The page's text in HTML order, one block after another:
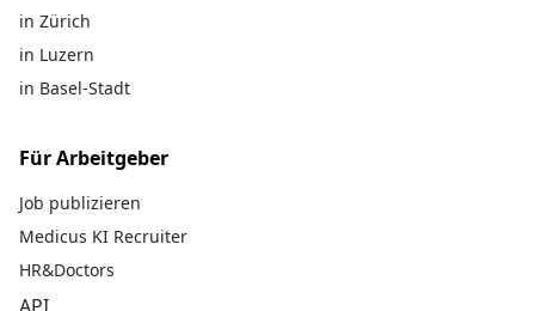
in Zürich
in Luzern
in Basel-Stadt
Für Arbeitgeber
Job publizieren
Medicus KI Recruiter
HR&Doctors